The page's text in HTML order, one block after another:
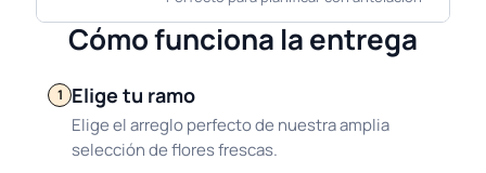
Cómo funciona la entrega
1 Elige tu ramo
Elige el arreglo perfecto de nuestra amplia
selección de flores frescas.